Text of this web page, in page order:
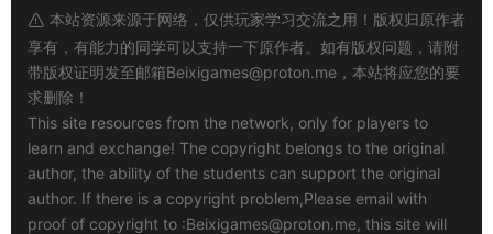
本站资源来源于网络，仅供玩家学习交流之用！版权归原作者
享有，有能力的同学可以支持一下原作者。如有版权问题，请附
带版权证明发至邮箱Beixigames@proton.me ，本站将应您的要
求删除！
This site resources from the network, only for players to
learn and exchange! The copyright belongs to the original
author, the ability of the students can support the original
author. If there is a copyright problem,Please email with
proof of copyright to :Beixigames@proton.me, this site will